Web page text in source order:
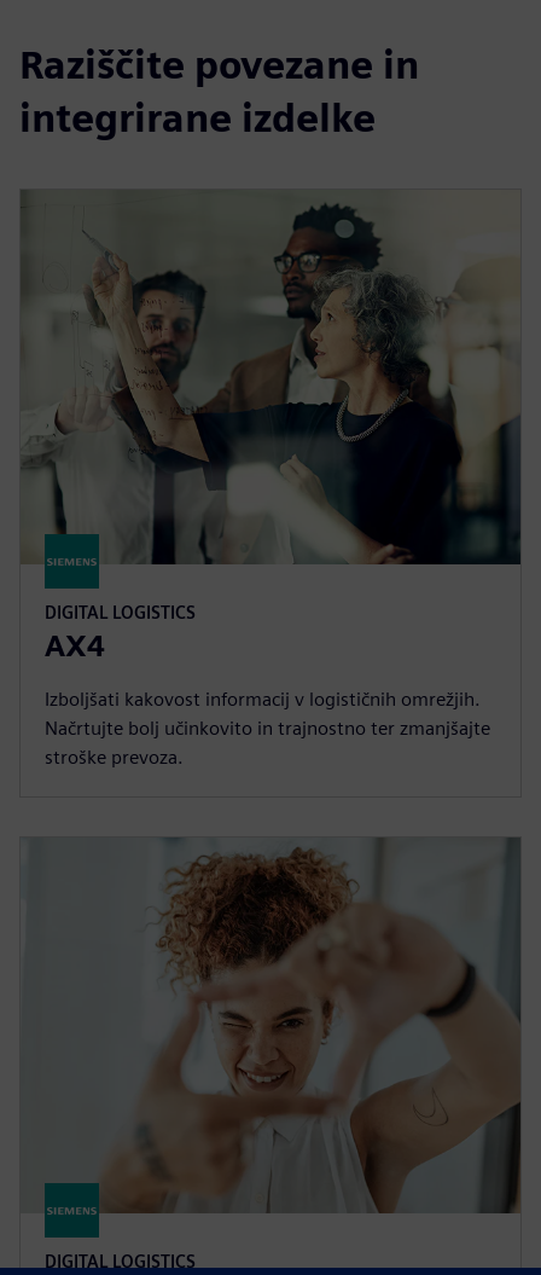
Raziščite povezane in
integrirane izdelke
DIGITAL LOGISTICS
AX4
Izboljšati kakovost informacij v logističnih omrežjih.
Načrtujte bolj učinkovito in trajnostno ter zmanjšajte
stroške prevoza.
DIGITAL LOGISTICS